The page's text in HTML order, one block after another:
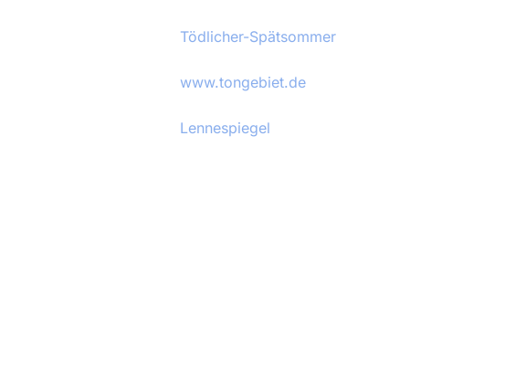
Tödlicher-Spätsommer
www.tongebiet.de
Lennespiegel